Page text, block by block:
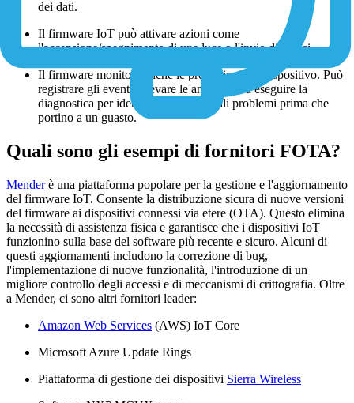
dei dati.
Il firmware IoT può attivare azioni come
l'accensione/spegnimento di una luce o l'invio di avvisi.
Il firmware monitora anche le prestazioni del dispositivo. Può
registrare gli eventi, rilevare le anomalie ed eseguire la
diagnostica per identificare i potenziali problemi prima che
portino a un guasto.
Quali sono gli esempi di fornitori FOTA?
Menderè una piattaforma popolare per la gestione e l'aggiornamento
del firmware IoT. Consente la distribuzione sicura di nuove versioni
del firmware ai dispositivi connessi via etere (OTA). Questo elimina
la necessità di assistenza fisica e garantisce che i dispositivi IoT
funzionino sulla base del software più recente e sicuro. Alcuni di
questi aggiornamenti includono la correzione di bug,
l'implementazione di nuove funzionalità, l'introduzione di un
migliore controllo degli accessi e di meccanismi di crittografia. Oltre
a Mender, ci sono altri fornitori leader:
Amazon Web Services (AWS) IoT Core
Microsoft Azure Update Rings
Piattaforma di gestione dei dispositivi Sierra Wireless